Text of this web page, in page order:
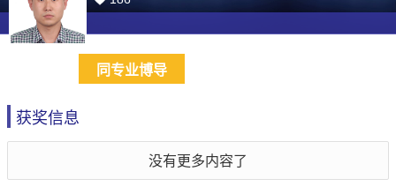
同专业博导
获奖信息
没有更多内容了